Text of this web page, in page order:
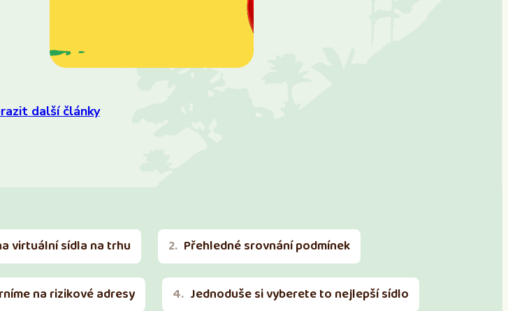
další články
virtuální sídla na trhu Přehledné srovnání podmínek
na rizikové adresy Jednoduše si vyberete to nejlepší sídlo